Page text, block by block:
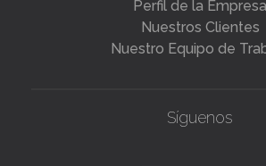
Perfil de la Empresa
Nuestros Clientes
Nuestro Equipo de
Síguenos